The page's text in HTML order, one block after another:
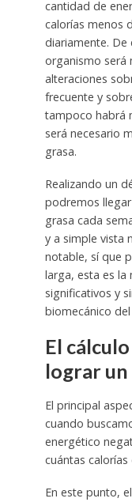
cantidad de
calorías menos
diariamente. De
organismo será
alteraciones
frecuente y
tampoco habrá
será necesario
grasa.
Realizando un
podremos
grasa cada
y a simple vista
notable, sí que
larga, esta es
significativos y
biomecánico
El
lograr
El principal
cuando
energético
cuántas
En este punto,